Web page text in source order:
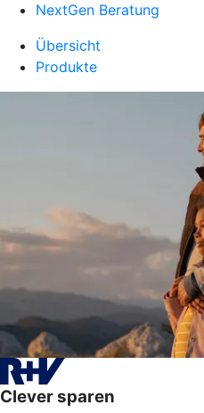
NextGen Beratung
Übersicht
Produkte
Clever sparen